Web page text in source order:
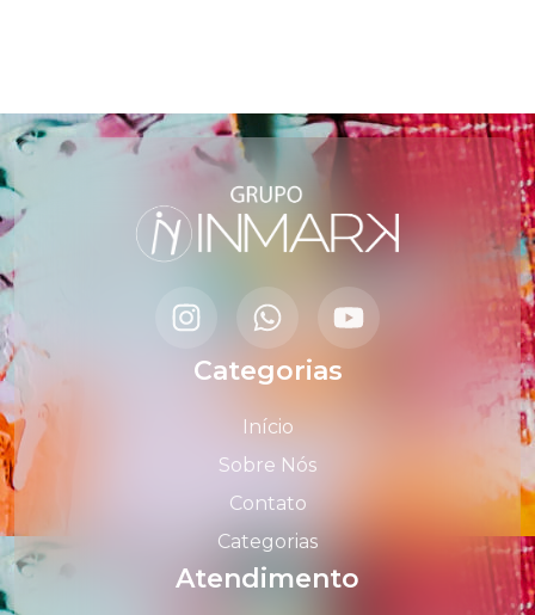
Categorias
Início
Sobre Nós
Contato
Categorias
Atendimento